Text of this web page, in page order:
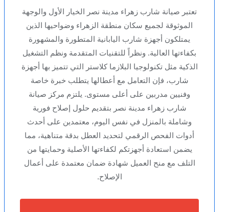
تعتبر صيانة شارب زهراء مدينة نصر الخيار الأول والوجهة
الموثوقة لجميع سكان منطقة الزهراء وضواحيها الذين
يمتلكون أجهزة شارب اليابانية المتطورة والمشهورة
بكفاءتها العالية. ونظراً للتقنيات المتقدمة ونظم التشغيل
الذكية مثل تكنولوجيا البلازما كلاستر التي تتميز بها أجهزة
شارب، فإن التعامل مع أعطالها يتطلب خبرة خاصة
وفنيين مدربين على أعلى مستوى. يلتزم مركز صيانة
شارب زهراء مدينة نصر بتقديم حلول إصلاح فورية
وشاملة بالمنزل في نفس اليوم، معتمدين على أحدث
أدوات الفحص الرقمي لتحديد العطل بدقة متناهية، مما
يضمن استعادة أجهزتكم لكفاءتها الأصلية وحمايتها من
التلف مع منح العميل شهادة ضمان معتمدة على أعمال
الإصلاح.